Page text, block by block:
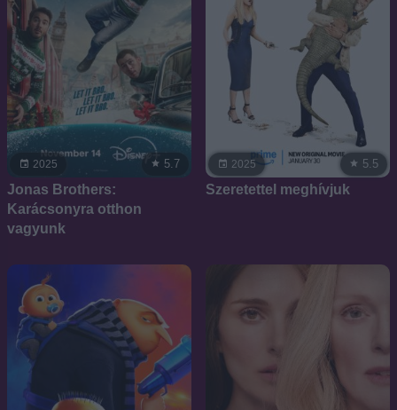
2025 5.7
Jonas Brothers:
Karácsonyra otthon
vagyunk
2025 5.5
Szeretettel meghívjuk